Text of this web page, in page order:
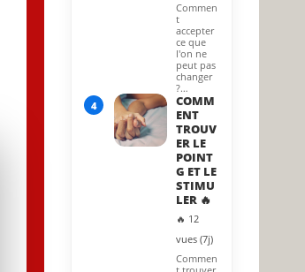
Commen
t
accepter
ce que
l'on ne
peut pas
changer
?…
4
COMM
ENT
TROUV
ER LE
POINT
G ET LE
STIMU
LER 🔥
🔥 12
vues (7j)
Commen